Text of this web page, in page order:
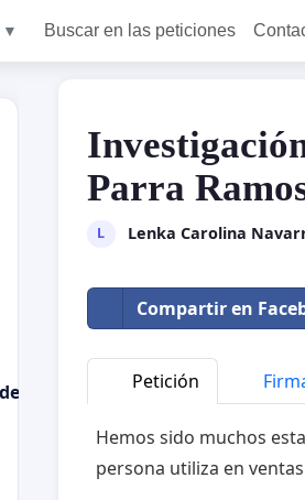
▼ Buscar en las peticiones
Parra
L Lenka Carolina
Compartir en
Petición
Hemos sido muchos
persona utiliza en
crédito